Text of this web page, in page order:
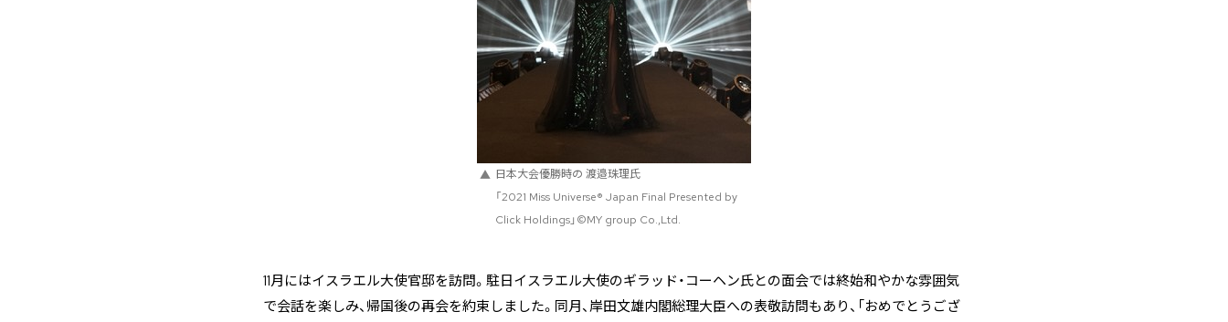
日本大会優勝時の 渡邉珠理氏
「2021 Miss Universe® Japan Final Presented by
Click Holdings」©MY group Co.,Ltd.
11月にはイスラエル大使官邸を訪問。駐日イスラエル大使のギラッド・コーヘン氏との面会では終始和やかな雰囲気
で会話を楽しみ、帰国後の再会を約束しました。同月、岸田文雄内閣総理大臣への表敬訪問もあり、「おめでとうござ